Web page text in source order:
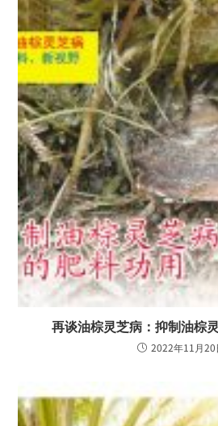
再谈油棕灵芝病：抑制油棕
2022年11月20